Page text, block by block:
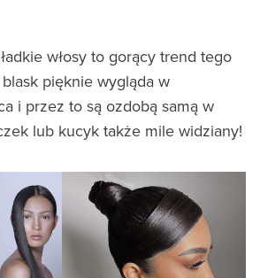
włosy to gorący trend tego
pięknie wygląda w
i przez to są ozdobą samą w
lub kucyk także mile widziany!